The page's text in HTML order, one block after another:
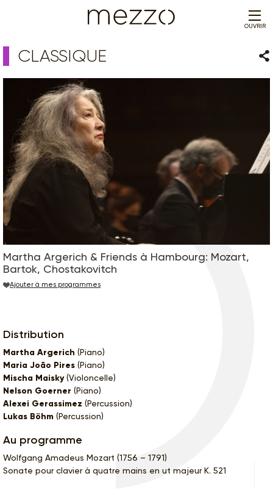
OUVRIR
CLASSIQUE
Martha Argerich & Friends à Hambourg: Mozart,
Bartok, Chostakovitch
Ajouter à mes programmes
Distribution
Martha Argerich (Piano)
Maria João Pires (Piano)
Mischa Maisky(Violoncelle)
Nelson Goerner (Piano)
Alexei Gerassimez (Percussion)
Lukas Böhm (Percussion)
Au programme
Wolfgang Amadeus Mozart (1756 – 1791)
Sonate pour clavier à quatre mains en ut majeur K. 521